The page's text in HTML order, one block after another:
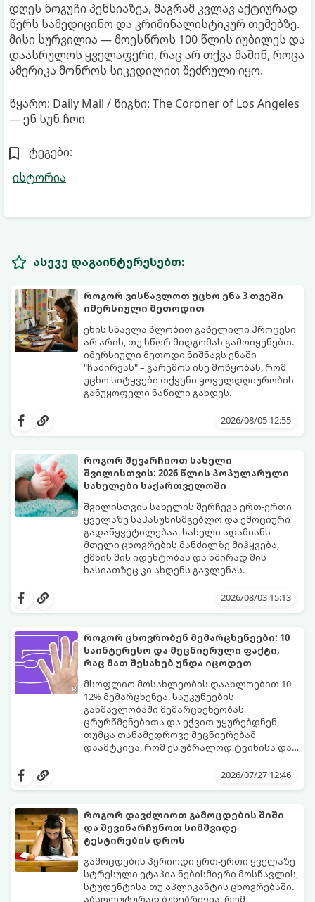
დღეს ნოგუჩი პენსიაზეა, მაგრამ კვლავ აქტიურად
წერს სამედიცინო და კრიმინალისტიკურ თემებზე.
მისი სურვილია — მოესწროს 100 წლის იუბილეს და
დაასრულოს ყველაფერი, რაც არ თქვა მაშინ, როცა
ამერიკა მონროს სიკვდილით შეძრული იყო.
წყარო: Daily Mail / წიგნი: The Coroner of Los Angeles
— ენ სუნ ჩოი
ტეგები:
ისტორია
ასევე დაგაინტერესებთ:
როგორ ვისწავლოთ უცხო ენა 3 თვეში
იმერსიული მეთოდით
ენის სწავლა წლობით გაწელილი პროცესი
არ არის, თუ სწორ მიდგომას გამოიყენებთ.
იმერსიული მეთოდი ნიშნავს ენაში
"ჩაძირვას" – გარემოს ისე მოწყობას, რომ
უცხო სიტყვები თქვენი ყოველდღიურობის
განუყოფელი ნაწილი გახდეს.
3 თვეში მნიშვნელოვან პროგრესს
2026/08/05 12:55
როგორ შევარჩიოთ სახელი
შვილისთვის: 2026 წლის პოპულარული
სახელები საქართველოში
შვილისთვის სახელის შერჩევა ერთ-ერთი
ყველაზე საპასუხისმგებლო და ემოციური
გადაწყვეტილებაა. სახელი ადამიანს
მთელი ცხოვრების მანძილზე მიჰყვება,
ქმნის მის იდენტობას და ხშირად მის
ხასიათზეც კი ახდენს გავლენას.
საგრძნობლად შეიცვალა: ტრადიციულ და
ჟღერად და თანამედროვე სახელებს.
2026/08/03 15:13
როგორ ცხოვრობენ მემარცხენეები: 10
საინტერესო და მეცნიერული ფაქტი,
რაც მათ შესახებ უნდა იცოდეთ
მსოფლიო მოსახლეობის დაახლოებით 10-
12% მემარცხენეა. საუკუნეების
განმავლობაში მემარცხენეობას
ცრურწმენებითა და ეჭვით უყურებდნენ,
თუმცა თანამედროვე მეცნიერებამ
დაამტკიცა, რომ ეს უბრალოდ ტვინისა და
ფაქტს იმის შესახებ, თუ როგორ მუშაობს
მათ ყოველდღიურ ცხოვრებაში.
2026/07/27 12:46
როგორ დავძლიოთ გამოცდების შიში
და შევინარჩუნოთ სიმშვიდე
ტესტირების დროს
გამოცდების პერიოდი ერთ-ერთი ყველაზე
სტრესული ეტაპია ნებისმიერი მოსწავლის,
სტუდენტისა თუ აპლიკანტის ცხოვრებაში.